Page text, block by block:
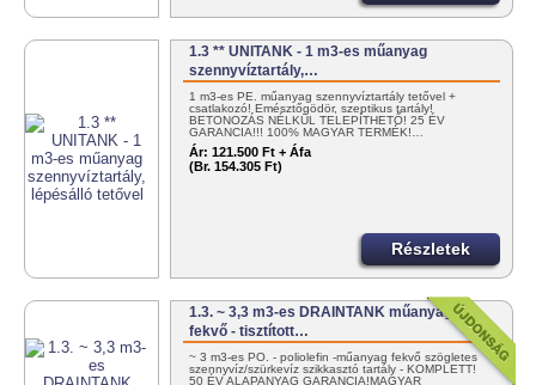
1.3 ** UNITANK - 1 m3-es műanyag
szennyvíztartály,…
1 m3-es PE. műanyag szennyvíztartály tetővel +
csatlakozó! Emésztőgödör, szeptikus tartály!
BETONOZÁS NÉLKÜL TELEPÍTHETŐ! 25 ÉV
GARANCIA!!! 100% MAGYAR TERMÉK!…
Ár: 121.500 Ft + Áfa
(Br. 154.305 Ft)
Részletek
1.3. ~ 3,3 m3-es DRAINTANK műanyag -
fekvő - tisztított…
~ 3 m3-es PO. - poliolefin -műanyag fekvő szögletes
szennyvíz/szürkevíz szikkasztó tartály - KOMPLETT!
50 ÉV ALAPANYAG GARANCIA!MAGYAR